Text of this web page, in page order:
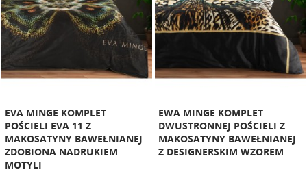
EVA MINGE KOMPLET
POŚCIELI EVA 11 Z
MAKOSATYNY BAWEŁNIANEJ
ZDOBIONA NADRUKIEM
MOTYLI
EWA MINGE KOMPLET
DWUSTRONNEJ POŚCIELI Z
MAKOSATYNY BAWEŁNIANEJ
Z DESIGNERSKIM WZOREM